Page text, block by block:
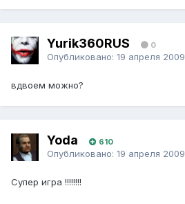
Yurik360RUS 0
Опубликовано: 19 апреля 2009
вдвоем можно?
Yoda 610
Опубликовано: 19 апреля 2009
Супер игра !!!!!!!!